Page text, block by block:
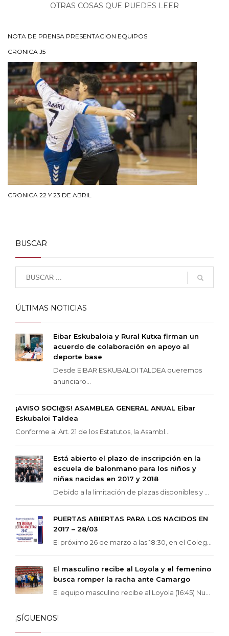
OTRAS COSAS QUE PUEDES LEER
NOTA DE PRENSA PRESENTACION EQUIPOS
CRONICA J5
CRONICA 22 Y 23 DE ABRIL
BUSCAR
ÚLTIMAS NOTICIAS
Eibar Eskubaloia y Rural Kutxa firman un
acuerdo de colaboración en apoyo al
deporte base
Desde EIBAR ESKUBALOI TALDEA queremos
anunciaro...
¡AVISO SOCI@S! ASAMBLEA GENERAL ANUAL Eibar
Eskubaloi Taldea
Conforme al Art. 21 de los Estatutos, la Asambl...
Está abierto el plazo de inscripción en la
escuela de balonmano para los niños y
niñas nacidas en 2017 y 2018
Debido a la limitación de plazas disponibles y ...
PUERTAS ABIERTAS PARA LOS NACIDOS EN
2017 – 28/03
El próximo 26 de marzo a las 18:30, en el Coleg...
El masculino recibe al Loyola y el femenino
busca romper la racha ante Camargo
El equipo masculino recibe al Loyola (16:45) Nu...
¡SÍGUENOS!